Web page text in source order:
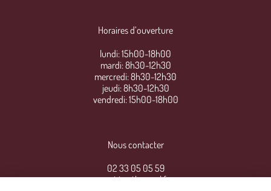
Horaires d’ouverture
lundi: 15h00-18h00
mardi: 8h30-12h30
mercredi: 8h30-12h30
jeudi: 8h30-12h30
vendredi: 15h00-18h00
Nous contacter
02 33 05 05 59
mairie@thereval.fr